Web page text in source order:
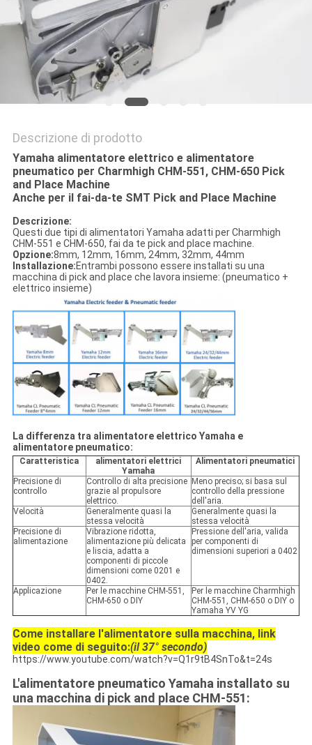
Descrizione di prodotto
Yamaha alimentatore elettrico e alimentatore
pneumatico per Charmhigh CHM-551, CHM-650 Pick
and Place Machine
Anche per il fai-da-te SMT Pick and Place Machine
Descrizione:
Questi due tipi di alimentatori Yamaha adatti per Charmhigh
CHM-551 e CHM-650, fai da te pick and place machine.
Opzione:8mm, 12mm, 16mm, 24mm, 32mm, 44mm
Installazione:Entrambi possono essere installati su una
macchina di pick and place che lavora insieme: (pneumatico +
elettrico insieme)
La differenza tra alimentatore elettrico Yamaha e
alimentatore pneumatico:
Caratteristica
alimentatori elettrici
Yamaha
Alimentatori pneumatici
Precisione di
controllo
Controllo di alta precisione
grazie al propulsore
elettrico.
Meno preciso; si basa sul
controllo della pressione
dell'aria.
Velocità
Generalmente quasi la
stessa velocità
Generalmente quasi la
stessa velocità
Precisione di
alimentazione
Vibrazione ridotta,
alimentazione più delicata
e liscia, adatta a
componenti di piccole
dimensioni come 0201 e
0402.
Pressione dell'aria, valida
per componenti di
dimensioni superiori a 0402
Applicazione
Per le macchine CHM-551,
CHM-650 o DIY
Per le macchine Charmhigh
CHM-551, CHM-650 o DIY o
Yamaha YV YG
Come installare l'alimentatore sulla macchina, link
video come di seguito:(il 37° secondo)
https://www.youtube.com/watch?v=Q1r9tB4SnTo&t=24s
L'alimentatore pneumatico Yamaha installato su
una macchina di pick and place CHM-551: